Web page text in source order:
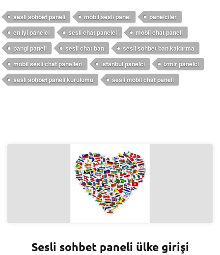
sesli sohbet paneli mobil sesli panel
panelciler
en iyi panelci
sesli chat panelci
mobil chat paneli
pangi paneli
sesli chat ban
sesli sohbet ban kaldırma
mobil sesli chat panelleri
istanbul panelci
izmir panelci
sesli sohbet paneli kurulumu
sesli mobil chat paneli
Sesli sohbet paneli ülke girişi